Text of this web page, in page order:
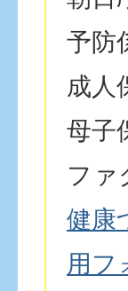
予防
成人
母子
ファ
健康
用フ